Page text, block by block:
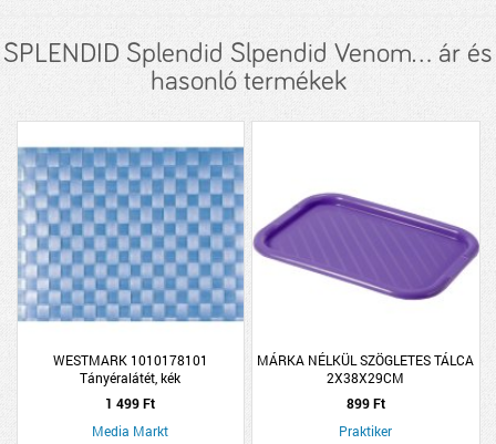
SPLENDID Splendid Slpendid Venom... ár és
hasonló termékek
WESTMARK 1010178101
Tányéralátét, kék
1 499 Ft
Media Markt
MÁRKA NÉLKÜL SZÖGLETES TÁLCA
2X38X29CM
899 Ft
Praktiker